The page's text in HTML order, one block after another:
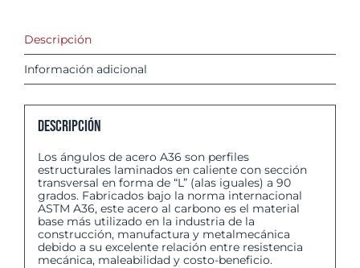
Descripción
Información adicional
Descripción
Los ángulos de acero A36 son perfiles
estructurales laminados en caliente con sección
transversal en forma de “L” (alas iguales) a 90
grados. Fabricados bajo la norma internacional
ASTM A36, este acero al carbono es el material
base más utilizado en la industria de la
construcción, manufactura y metalmecánica
debido a su excelente relación entre resistencia
mecánica, maleabilidad y costo-beneficio.